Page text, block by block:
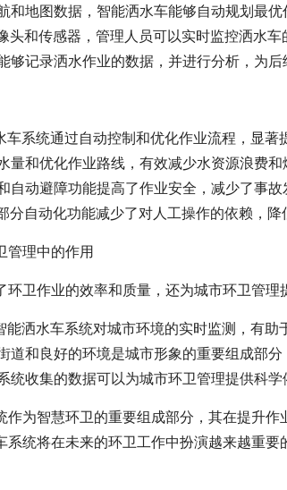
和地图数据，智能洒水车能够自动规划最优
头和传感器，管理人员可以实时监控洒水车
够记录洒水作业的数据，并进行分析，为后
车系统通过自动控制和优化作业流程，显著
量和优化作业路线，有效减少水资源浪费和
自动避障功能提高了作业安全，减少了事故
分自动化功能减少了对人工操作的依赖，降
管理中的作用
卫作业的效率和质量，还为城市环卫管理
能洒水车系统对城市环境的实时监测，有助
道和良好的环境是城市形象的重要组成部
统收集的数据可以为城市环卫管理提供科学
作为智慧环卫的重要组成部分，其在提升
统将在未来的环卫工作中扮演越来越重要